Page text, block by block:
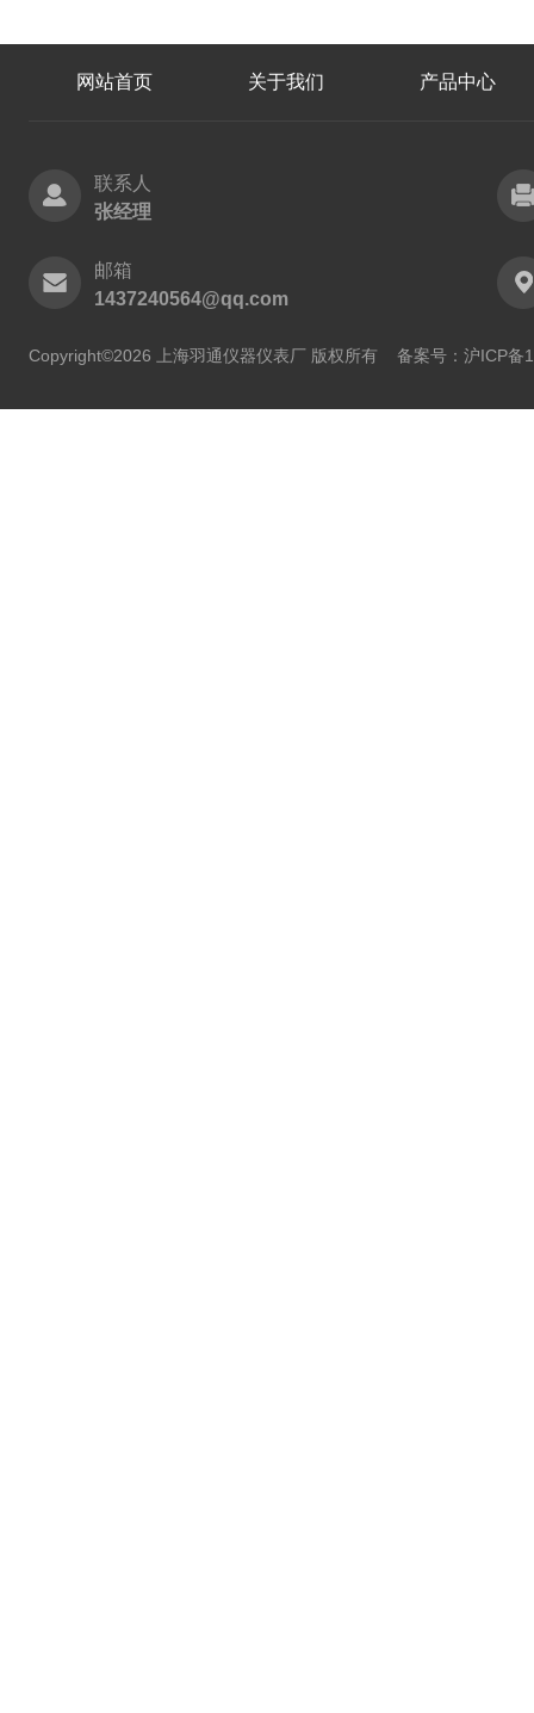
网站首页 关于我们 产品中心
联系人
张经理
邮箱
1437240564@qq.com
Copyright©2026 上海羽通仪器仪表厂 版权所有 备案号：沪ICP备